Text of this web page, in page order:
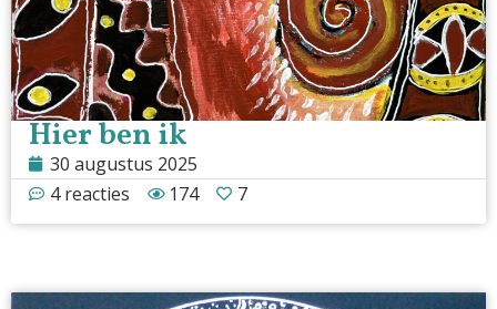
Hier ben ik
30 augustus 2025
4 reacties
174 7